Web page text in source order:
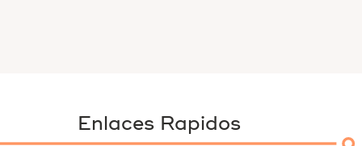
Enlaces Rapidos